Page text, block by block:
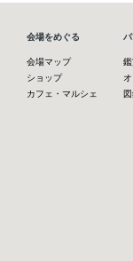
会場をめぐる
会場マップ
ショップ
カフェ・マルシェ